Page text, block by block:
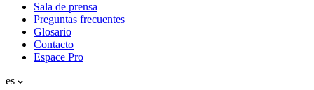
Sala de prensa
Preguntas frecuentes
Glosario
Contacto
Espace Pro
es